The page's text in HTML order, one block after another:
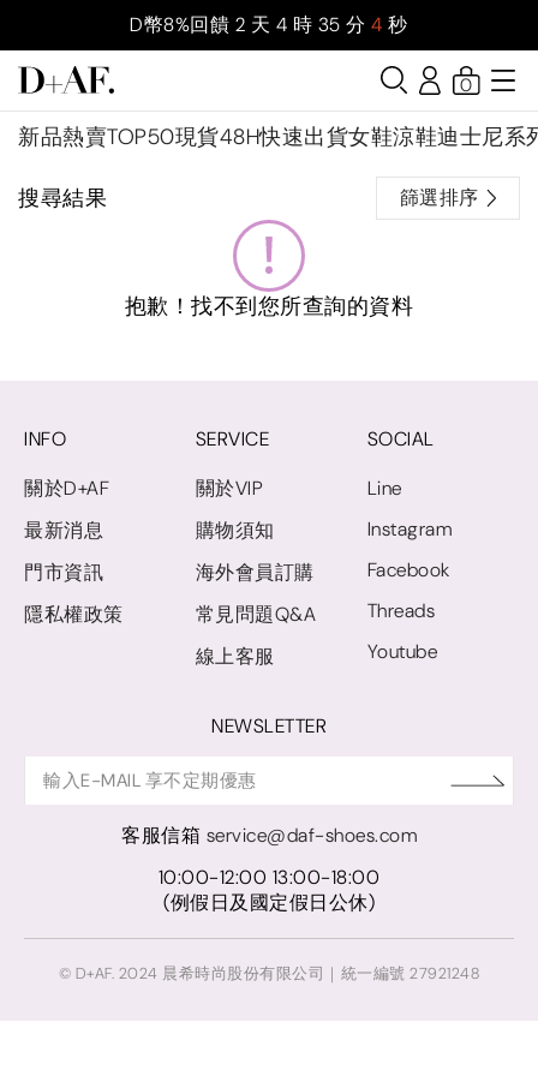
D幣8%回饋 2 天 4 時 35 分 4 秒
新品熱賣TOP50現貨48H快速出貨女鞋涼鞋迪士尼系
0
搜尋結果 篩選排序
抱歉！找不到您所查詢的資料
INFO
關於D+AF
最新消息
門市資訊
隱私權政策
SERVICE
關於VIP
購物須知
海外會員訂購
常見問題Q&A
線上客服
SOCIAL
Line
Instagram
Facebook
Threads
Youtube
NEWSLETTER
客服信箱 service@daf-shoes.com
10:00-12:00 13:00-18:00
(例假日及國定假日公休)
© D+AF. 2024 晨希時尚股份有限公司｜統一編號 27921248